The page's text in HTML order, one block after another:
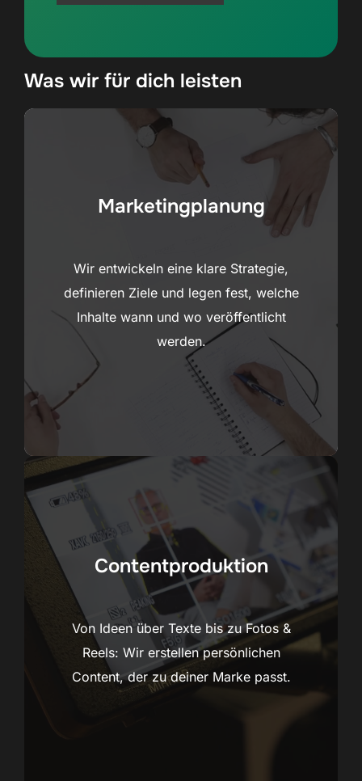
Was wir für dich leisten
Marketingplanung
Wir entwickeln eine klare Strategie,
definieren Ziele und legen fest, welche
Inhalte wann und wo veröffentlicht
werden.
Contentproduktion
Von Ideen über Texte bis zu Fotos &
Reels: Wir erstellen persönlichen
Content, der zu deiner Marke passt.